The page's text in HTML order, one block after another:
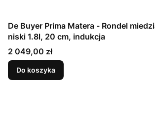
De Buyer Prima Matera - Rondel
niski 1.8l, 20 cm, indukcja
Cena
2 049,00 zł
Do koszyka